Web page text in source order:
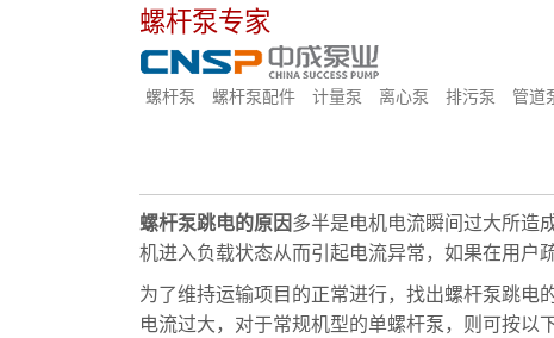
螺杆泵专家
螺杆泵
螺杆泵配件 计量泵 离心泵 排污泵 管道
螺杆泵跳电的原因多半是电机电流瞬间过大所造
机进入负载状态从而引起电流异常，如果在用户
为了维持运输项目的正常进行，找出螺杆泵跳电
电流过大，对于常规机型的单螺杆泵，则可按以